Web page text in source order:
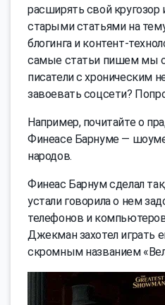
расширять свой кругозор
старыми статьями на
блогинга и контент-
самые статьи пишем мы
писатели с хроническим
завоевать соцсети?
Например, почитайте о
Финеасе Барнуме —
народов.
Финеас Барнум сделал
устали говорила о нем
телефонов и
Джекман захотел играть
скромным названием